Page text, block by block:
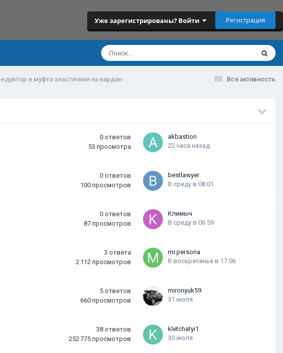
Уже зарегистрированы? Войти Регистрация
Вся активность
и муфта эластичная на кардан
0 ответов
53 просмотра
akbastion
22 часа назад
0 ответов
100 просмотров
bestlawyer
В среду в 08:01
0 ответов
87 просмотров
Климыч
В среду в 06:59
3 ответа
2 112 просмотров
mr.persona
В воскресенье в 17:06
5 ответов
660 просмотров
mironyuk59
31 июля
38 ответов
252 775 просмотров
kletchatyi1
30 июля